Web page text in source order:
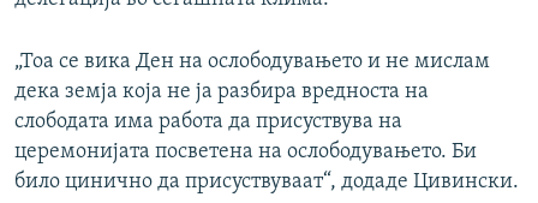
„Тоа се вика Ден на ослободувањето и не мислам
дека земја која не ја разбира вредноста на
слободата има работа да присуствува на
церемонијата посветена на ослободувањето. Би
било цинично да присуствуваат“, додаде Цивински.